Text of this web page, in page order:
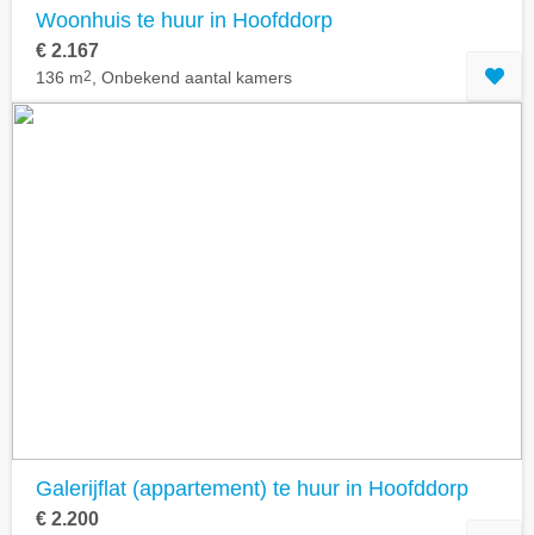
Woonhuis te huur in Hoofddorp
€ 2.167
136 m2 , Onbekend aantal kamers
Galerijflat (appartement) te huur in Hoofddorp
€ 2.200